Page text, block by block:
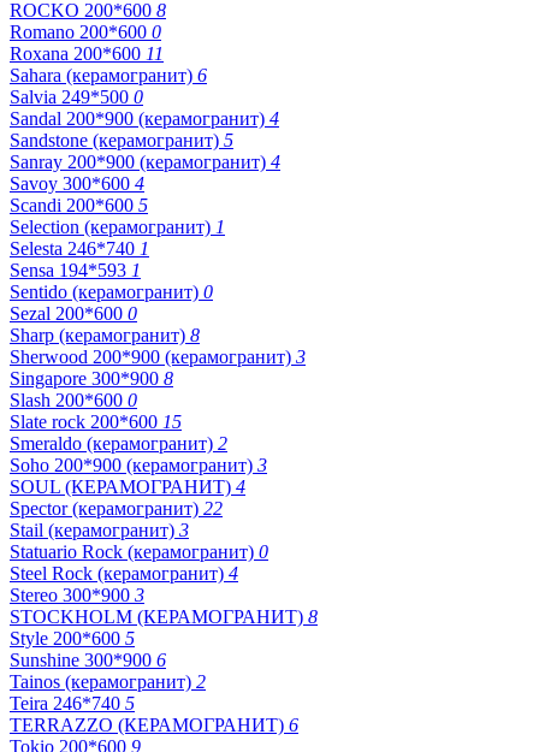
ROCKO 200*600 8
Romano 200*600 0
Roxana 200*600 11
Sahara (керамогранит) 6
Salvia 249*500 0
Sandal 200*900 (керамогранит) 4
Sandstone (керамогранит) 5
Sanray 200*900 (керамогранит) 4
Savoy 300*600 4
Scandi 200*600 5
Selection (керамогранит) 1
Selesta 246*740 1
Sensa 194*593 1
Sentido (керамогранит) 0
Sezal 200*600 0
Sharp (керамогранит) 8
Sherwood 200*900 (керамогранит) 3
Singapore 300*900 8
Slash 200*600 0
Slate rock 200*600 15
Smeraldo (керамогранит) 2
Soho 200*900 (керамогранит) 3
SOUL (КЕРАМОГРАНИТ) 4
Spector (керамогранит) 22
Stail (керамогранит) 3
Statuario Rock (керамогранит) 0
Steel Rock (керамогранит) 4
Stereo 300*900 3
STOCKHOLM (КЕРАМОГРАНИТ) 8
Style 200*600 5
Sunshine 300*900 6
Tainos (керамогранит) 2
Teira 246*740 5
TERRAZZO (КЕРАМОГРАНИТ) 6
Tokio 200*600 9